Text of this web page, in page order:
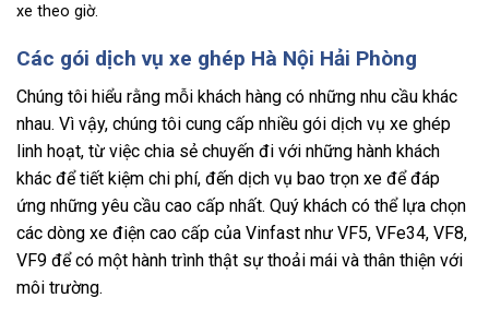
xe theo giờ.
Các gói dịch vụ xe ghép Hà Nội Hải Phòng
Chúng tôi hiểu rằng mỗi khách hàng có những nhu cầu khác
nhau. Vì vậy, chúng tôi cung cấp nhiều gói dịch vụ xe ghép
linh hoạt, từ việc chia sẻ chuyến đi với những hành khách
khác để tiết kiệm chi phí, đến dịch vụ bao trọn xe để đáp
ứng những yêu cầu cao cấp nhất. Quý khách có thể lựa chọn
các dòng xe điện cao cấp của Vinfast như VF5, VFe34, VF8,
VF9 để có một hành trình thật sự thoải mái và thân thiện với
môi trường.